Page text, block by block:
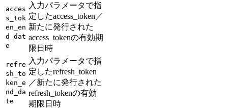
acces
s_tok
en_en
d_dat
e
入力パラメータで指
定したaccess_token／
新たに発行された
access_tokenの有効期
限日時
refre
sh_to
ken_e
nd_da
te
入力パラメータで指
定したrefresh_token
／新たに発行された
refresh_tokenの有効
期限日時